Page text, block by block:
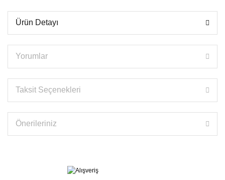
Ürün Detayı
Yorumlar
Taksit Seçenekleri
Önerileriniz